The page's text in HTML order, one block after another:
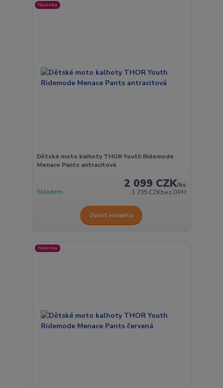
Novinka
Dětské moto kalhoty THOR Youth Ridemode
Menace Pants antracitová
2 099 CZK/ks
1 735 CZKbez DPH
Skladem
Zvolit variantu
Novinka